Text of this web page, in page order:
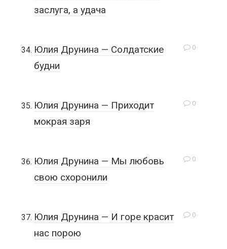
заслуга, а удача
0
Юлия Друнина — Солдатские
будни
0
Юлия Друнина — Приходит
мокрая заря
0
Юлия Друнина — Мы любовь
свою схоронили
0
Юлия Друнина — И горе красит
нас порою